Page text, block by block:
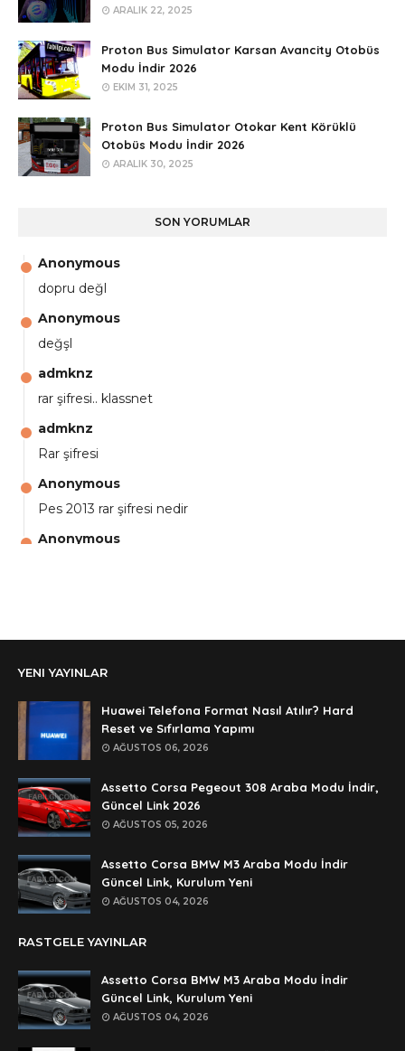
ARALIK 22, 2025
Proton Bus Simulator Karsan Avancity Otobüs
Modu İndir 2026
EKIM 31, 2025
Proton Bus Simulator Otokar Kent Körüklü
Otobüs Modu İndir 2026
ARALIK 30, 2025
SON YORUMLAR
Anonymous
dopru değl
Anonymous
değşl
admknz
rar şifresi.. klassnet
admknz
Rar şifresi
Anonymous
Pes 2013 rar şifresi nedir
Anonymous
şifre ?
Anonymous
şifre ögrenebilirmiyim
Anonymous
🥰🥰🥰
Anonymous
dedezıplatan31 beğend👌
Anonymous
rar dosyasının şifresi nedir
Anonymous
lan şifre ne şifre
YENI YAYINLAR
Huawei Telefona Format Nasıl Atılır? Hard
Reset ve Sıfırlama Yapımı
AĞUSTOS 06, 2026
Assetto Corsa Pegeout 308 Araba Modu İndir,
Güncel Link 2026
AĞUSTOS 05, 2026
Assetto Corsa BMW M3 Araba Modu İndir
Güncel Link, Kurulum Yeni
AĞUSTOS 04, 2026
RASTGELE YAYINLAR
Assetto Corsa BMW M3 Araba Modu İndir
Güncel Link, Kurulum Yeni
AĞUSTOS 04, 2026